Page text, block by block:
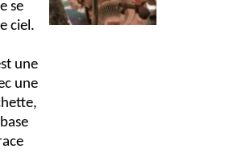
se
ciel.
une
une